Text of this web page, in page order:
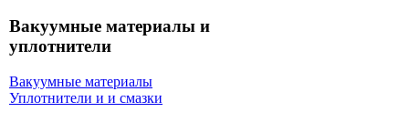
Вакуумные материалы и
уплотнители
Вакуумные материалы
Уплотнители и и смазки